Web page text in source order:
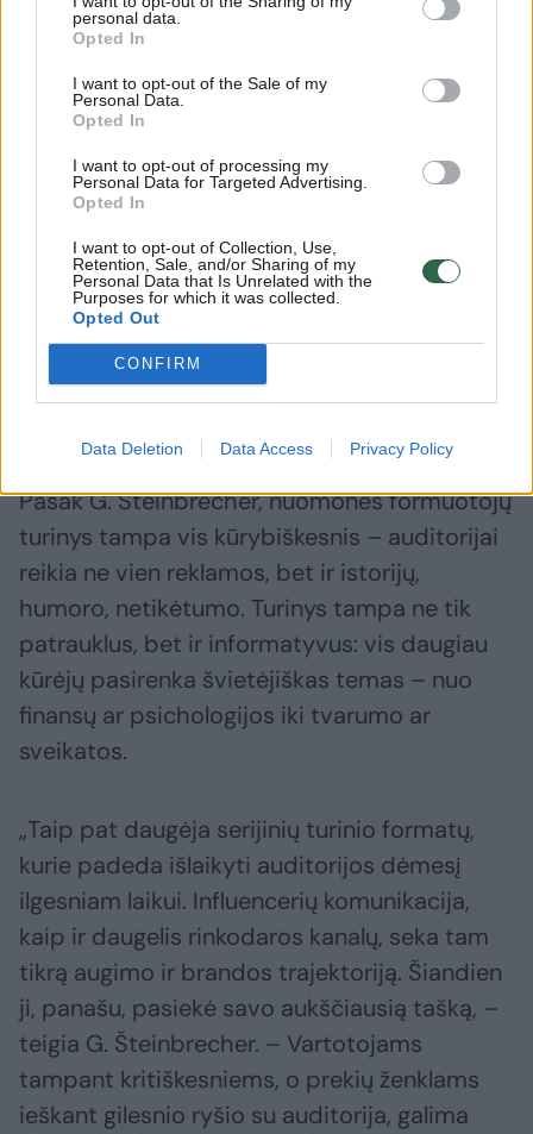
personal data.
Opted In
I want to opt-out of the Sale of my
Personal Data.
Opted In
I want to opt-out of processing my
Personal Data for Targeted Advertising.
Opted In
I want to opt-out of Collection, Use,
Retention, Sale, and/or Sharing of my
Personal Data that Is Unrelated with the
Purposes for which it was collected.
Opted Out
CONFIRM
Data Deletion Data Access Privacy Policy
emocinį ryšį su influenceriu, dažniau linkę
paslaugas. Vis dėlto, pasitikėjimas išlieka
esminiu kriterijumi – Lietuvos auditorija itin
jautri influencerių atsakingumui ir vertybinei
pozicijai, tad aukštą pasitikėjimo lygį pelnę
nuomonės formuotojai dažnai turi tvaresnį
ryšį su auditorija bei didesnę įtaką jos
elgsenai“, – sako A. Budžytė.
Pozityvumas, švietimas, humoras – turinio
Pasak G. Šteinbrecher, nuomonės formuotojų
turinys tampa vis kūrybiškesnis – auditorijai
reikia ne vien reklamos, bet ir istorijų,
humoro, netikėtumo. Turinys tampa ne tik
patrauklus, bet ir informatyvus: vis daugiau
kūrėjų pasirenka švietėjiškas temas – nuo
finansų ar psichologijos iki tvarumo ar
sveikatos.
„Taip pat daugėja serijinių turinio formatų,
kurie padeda išlaikyti auditorijos dėmesį
ilgesniam laikui. Influencerių komunikacija,
kaip ir daugelis rinkodaros kanalų, seka tam
tikrą augimo ir brandos trajektoriją. Šiandien
ji, panašu, pasiekė savo aukščiausią tašką, –
teigia G. Šteinbrecher. – Vartotojams
tampant kritiškesniems, o prekių ženklams
ieškant gilesnio ryšio su auditorija, galima